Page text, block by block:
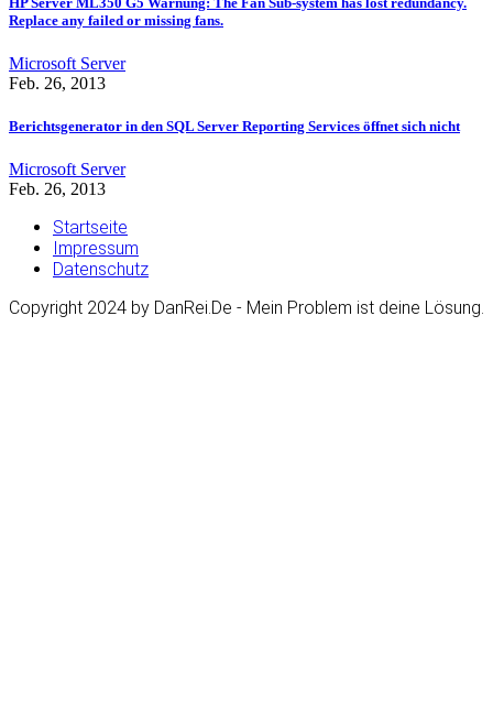
Replace any failed or missing fans.
Microsoft Server
Feb. 26, 2013
Berichtsgenerator in den SQL Server Reporting Services öffnet sich nicht
Microsoft Server
Feb. 26, 2013
Startseite
Impressum
Datenschutz
Copyright 2024 by DanRei.De - Mein Problem ist deine Lösung.